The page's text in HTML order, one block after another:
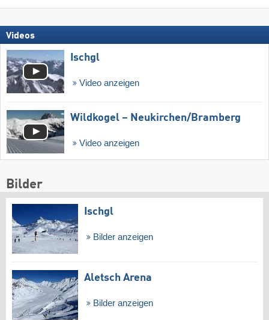
Videos
Ischgl
Video anzeigen
Wildkogel – Neukirchen/​Bramberg
Video anzeigen
Bilder
Ischgl
Bilder anzeigen
Aletsch Arena
Bilder anzeigen